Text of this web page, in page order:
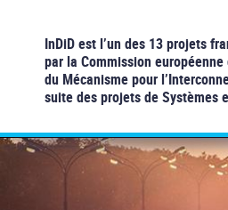
InDiD est l’un des 13 projets
par la Commission
du Mécanisme pour
suite des projets de Systèmes